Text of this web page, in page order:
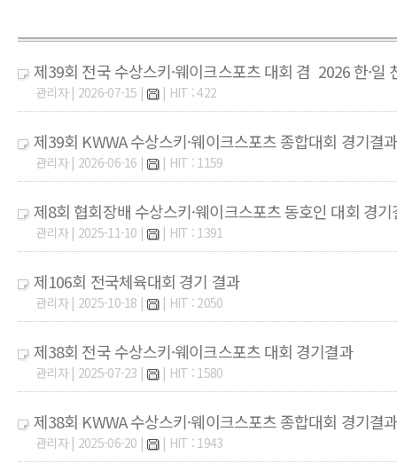
제39회 전국 수상스키·웨이크스포츠 대회 겸 2026 한·일
관리자 | 2026-07-15 | | HIT : 422
제39회 KWWA 수상스키·웨이크스포츠 종합대회 경기결
관리자 | 2026-06-16 | | HIT : 1159
제8회 협회장배 수상스키·웨이크스포츠 동호인 대회 경기
관리자 | 2025-11-10 | | HIT : 1391
제106회 전국체육대회 경기 결과
관리자 | 2025-10-18 | | HIT : 2050
제38회 전국 수상스키·웨이크스포츠 대회 경기결과
관리자 | 2025-07-23 | | HIT : 1580
제38회 KWWA 수상스키·웨이크스포츠 종합대회 경기결
관리자 | 2025-06-20 | | HIT : 1943